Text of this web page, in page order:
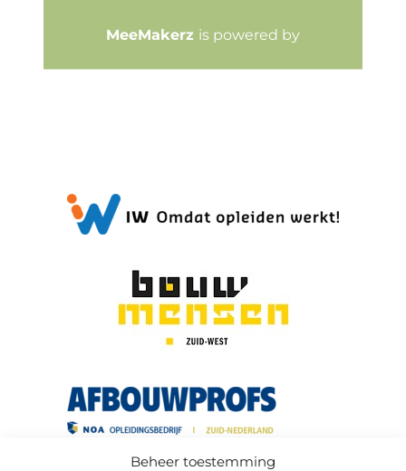
Beheer toestemming
MeeMakerz is powered by